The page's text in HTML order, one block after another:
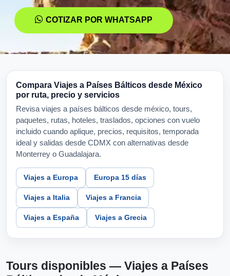
COTIZAR POR WHATSAPP
Compara Viajes a Países Bálticos desde México
por ruta, precio y servicios
Revisa viajes a países bálticos desde méxico, tours,
paquetes, rutas, hoteles, traslados, opciones con vuelo
incluido cuando aplique, precios, requisitos, temporada
ideal y salidas desde CDMX con alternativas desde
Monterrey o Guadalajara.
Viajes a Europa Europa 15 días
Viajes a Italia Viajes a Francia
Viajes a España Viajes a Grecia
Tours disponibles — Viajes a Países